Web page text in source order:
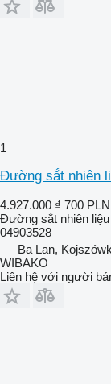
1
Đường sắt nhiên
4.927.000 ₫ 700 PLN
Đường sắt nhiên liệu
04903528
Ba Lan,
WIBAKO
Liên hệ với người